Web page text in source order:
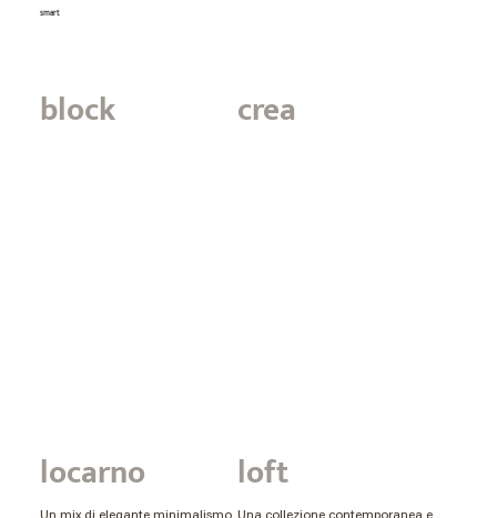
smart
block crea
locarno loft